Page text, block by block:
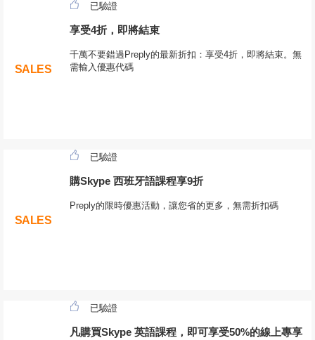
SALES
已驗證
享受4折，即將結束
千萬不要錯過Preply的最新折扣：享受4折，即將結束。無
需輸入優惠代碼
SALES
已驗證
購Skype 西班牙語課程享9折
Preply的限時優惠活動，讓您省的更多，無需折扣碼
已驗證
凡購買Skype 英語課程，即可享受50%的線上專享